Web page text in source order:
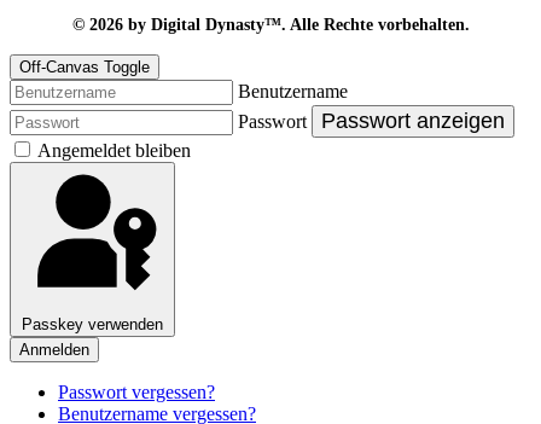
© 2026 by Digital Dynasty™. Alle Rechte vorbehalten.
Off-Canvas Toggle
Benutzername
Passwort
Passwort anzeigen
Angemeldet bleiben
Passkey verwenden
Anmelden
Passwort vergessen?
Benutzername vergessen?